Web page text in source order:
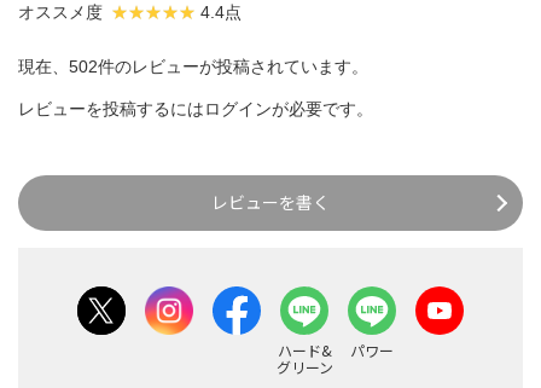
オススメ度 4.4点
現在、502件のレビューが投稿されています。
レビューを投稿するにはログインが必要です。
レビューを書く
ハード&
グリーン
パワー